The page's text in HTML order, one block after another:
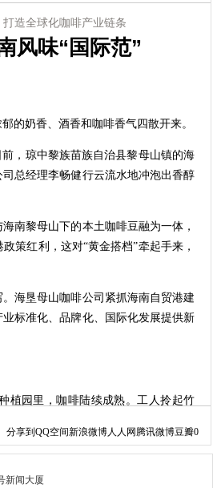
造全球化咖啡产业链条
风味“国际范”
奶香、酒香和咖啡香气四散开来。
，琼中黎族苗族自治县黎母山镇的海
总经理李畅健行云流水地冲泡出香醇
黎母山下的本土咖啡豆融为一体，
策红利，这对“黄金搭档”牵起手来，
海垦母山咖啡公司紧抓海南自贸港建
标准化、品牌化、国际化发展提供新
园里，咖啡陆续成熟。工人拎起竹
咖啡在种植管理全过程中不使用农
分享到 QQ空间新浪微博人人网 腾讯微博豆瓣0